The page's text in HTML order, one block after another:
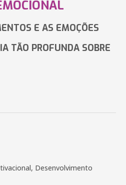
E AS EMOÇÕES
TÃO PROFUNDA SOBRE
Desenvolvimento